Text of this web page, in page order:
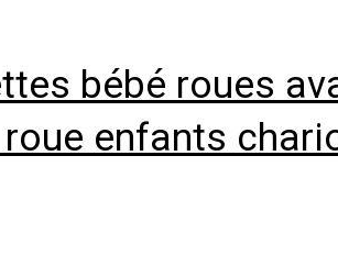
bébé roues
enfants